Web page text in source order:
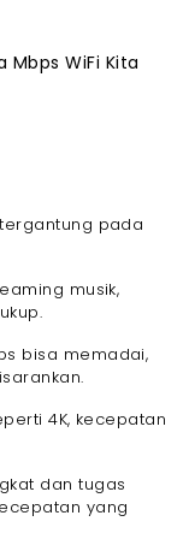
Mbps WiFi Kita
pada
musik,
bisa memadai,
4K, kecepatan
dan tugas
yang